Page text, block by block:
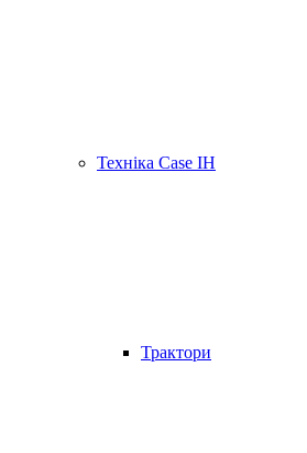
Техніка Case IH
Трактори